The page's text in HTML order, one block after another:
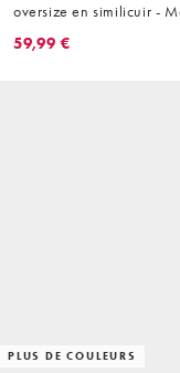
oversize en similicuir -
59,99 €
PLUS DE COULEURS